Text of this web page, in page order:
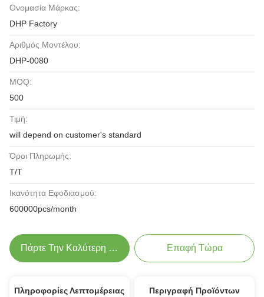
Ονομασία Μάρκας:
DHP Factory
Αριθμός Μοντέλου:
DHP-0080
MOQ:
500
Τιμή:
will depend on customer's standard
Όροι Πληρωμής:
Τ/Τ
Ικανότητα Εφοδιασμού:
600000pcs/month
Πάρτε Την Καλύτερη Τιμή Επαφή Τώρα
Πληροφορίες Λεπτομέρειας Περιγραφή Προϊόντων